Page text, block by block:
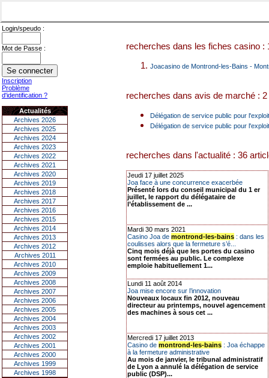
Login/speudo :
Mot de Passe :
Inscription
Problème
d'identification ?
Actualités
Archives 2026
Archives 2025
Archives 2024
Archives 2023
Archives 2022
Archives 2021
Archives 2020
Archives 2019
Archives 2018
Archives 2017
Archives 2016
Archives 2015
Archives 2014
Archives 2013
Archives 2012
Archives 2011
Archives 2010
Archives 2009
Archives 2008
Archives 2007
Archives 2006
Archives 2005
Archives 2004
Archives 2003
Archives 2002
Archives 2001
Archives 2000
Archives 1999
Archives 1998
recherches dans les fiches casino :
Joacasino de Montrond-les-Bains -
recherches dans avis de marché :
Délégation de service public pour
Délégation de service public pour
recherches dans l'actualité : 36
Jeudi 17 juillet 2025
Joa face à une concurrence exacerbée
Présenté lors du conseil municipal du 1 er
juillet, le rapport du délégataire de
l’établissement de ...
Mardi 30 mars 2021
Casino Joa de montrond-les-bains : dans les
coulisses alors que la fermeture s’é...
Cinq mois déjà que les portes du casino
sont fermées au public. Le complexe
emploie habituellement 1...
Lundi 11 août 2014
Joa mise encore sur l’innovation
Nouveaux locaux fin 2012, nouveau
directeur au printemps, nouvel agencement
des machines à sous cet ...
Mercredi 17 juillet 2013
Casino de montrond-les-bains : Joa échappe
à la fermeture administrative
Au mois de janvier, le tribunal administratif
de Lyon a annulé la délégation de service
public (DSP)...